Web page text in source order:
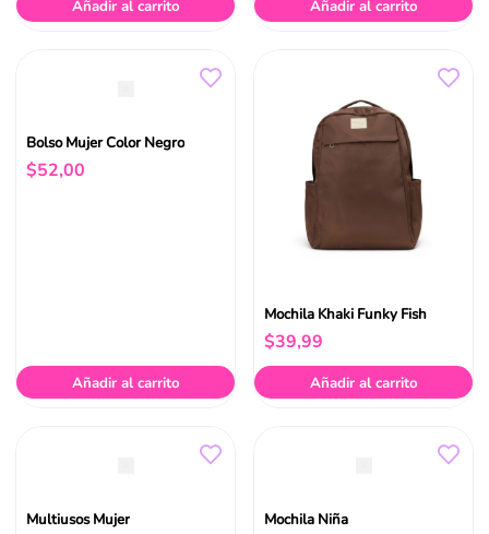
Añadir al carrito Añadir al carrito
Bolso Mujer Color Negro
$52,00
Añadir al carrito
Mochila Khaki Funky Fish
$39,99
Añadir al carrito
Multiusos Mujer Mochila Niña